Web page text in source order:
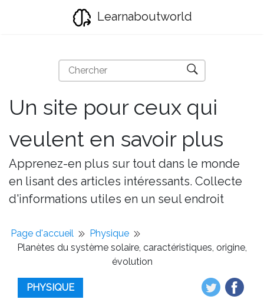
Learnaboutworld
Un site pour ceux qui
veulent en savoir plus
Apprenez-en plus sur tout dans le monde
en lisant des articles intéressants. Collecte
d'informations utiles en un seul endroit
Page d'accueil
Physique
Planètes du système solaire, caractéristiques, origine,
évolution
PHYSIQUE